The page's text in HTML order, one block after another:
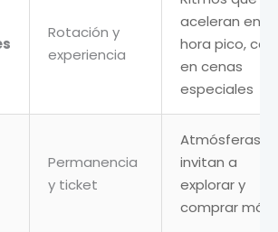
Rotación y
experiencia
aceleran en
hora pico,
en cenas
especiales
Permanencia
y ticket
Atmósferas
invitan a
explorar y
comprar más